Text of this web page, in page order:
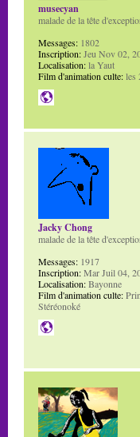
musecyan
malade de la tête
Messages: 1802
Inscription:Jeu Nov 02,
Localisation:la Yaut
Film d'animation culte:les
Jacky Chong
malade de la tête
Messages: 1917
Inscription:Mar Juil 04,
Localisation:Bayonne
Film d'animation culte:
Stéréonoké